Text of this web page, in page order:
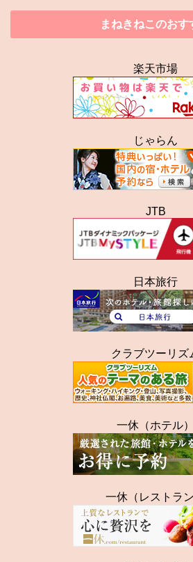
まねきねこのおす
楽天市場
じゃらん
JTB
日本旅行
クラブツーリズ
一休（ホテル）
一休（レストラン